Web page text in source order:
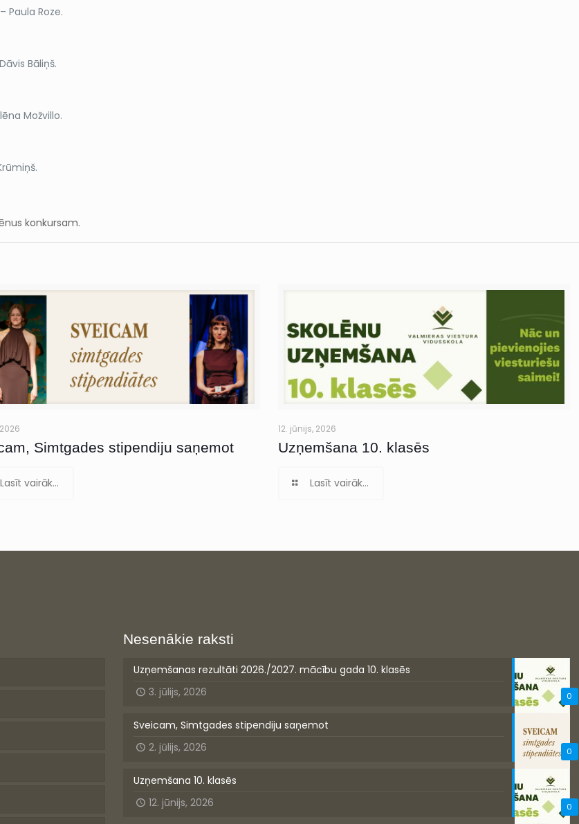
Paula Roze.
Bāliņš.
Možvillo.
konkursam.
Simtgades stipendiju saņemot
Lasīt vairāk...
12. jūnijs, 2026
Uzņemšana 10. klasēs
Lasīt vairāk...
Nesenākie raksti
0
Uzņemšanas rezultāti 2026./2027. mācību gada 10. klasēs
3. jūlijs, 2026
0
Sveicam, Simtgades stipendiju saņemot
2. jūlijs, 2026
0
Uzņemšana 10. klasēs
12. jūnijs, 2026